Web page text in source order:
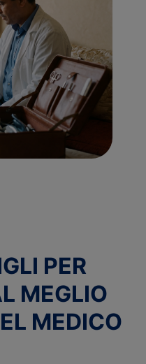
PER
MEGLIO
MEDICO